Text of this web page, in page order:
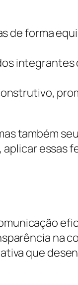
de forma
integrantes
também
essas
na
que